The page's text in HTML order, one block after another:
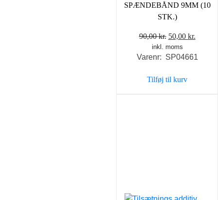
SPÆNDEBÅND 9MM (10
STK.)
90,00kr. Den
oprindelige
pris
90,00 kr..
50,00 kr.
pris
inkl. moms
Varenr: SP04661
Tilføj til kurv